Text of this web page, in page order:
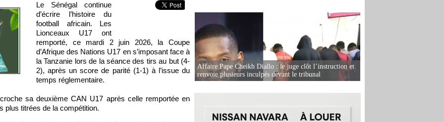
Le Sénégal continue
d’écrire l’histoire du
football africain. Les
Lionceaux U17 ont
remporté, ce mardi 2 juin 2026, la Coupe
d’Afrique des Nations U17 en s’imposant face à
la Tanzanie lors de la séance des tirs au but (4-
2), après un score de parité (1-1) à l’issue du
temps réglementaire.
sa deuxième CAN U17 après celle remportée en
plus titrées de la compétition.
Affaire Pape Cheikh Diallo : le juge clôt l’instruction et
renvoie plusieurs inculpés devant le tribunal